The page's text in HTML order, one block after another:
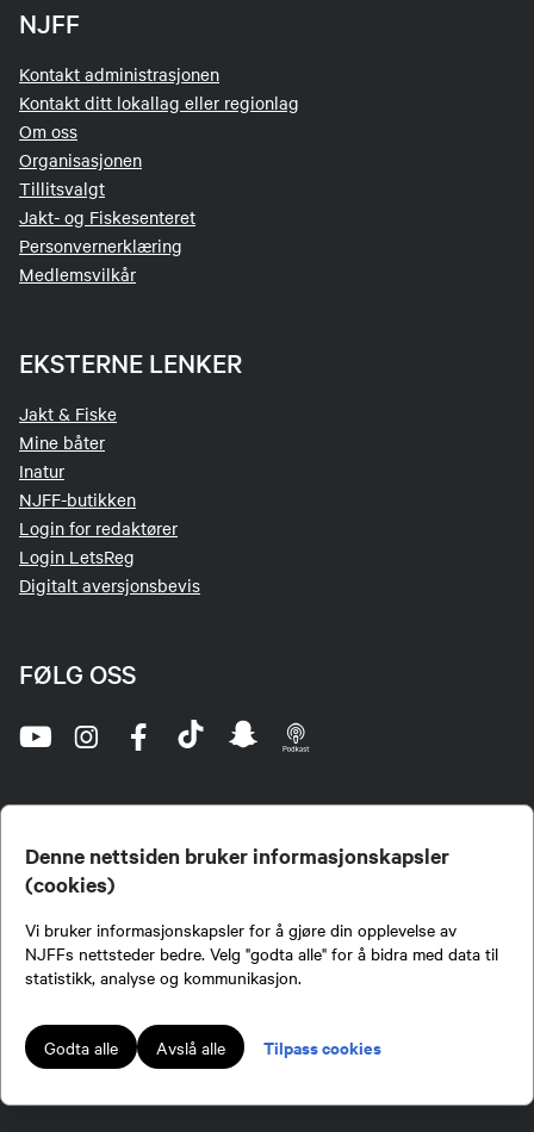
Denne nettsiden bruker informasjonskapsler
(cookies)
Vi bruker informasjonskapsler for å gjøre din opplevelse av
NJFFs nettsteder bedre. Velg "godta alle" for å bidra med data til
statistikk, analyse og kommunikasjon.
Godta alle Avslå alle Tilpass cookies
NJFF
Kontakt administrasjonen
Kontakt ditt lokallag eller regionlag
Om oss
Organisasjonen
Tillitsvalgt
Jakt- og Fiskesenteret
Personvernerklæring
Medlemsvilkår
EKSTERNE LENKER
Jakt & Fiske
Mine båter
Inatur
NJFF-butikken
Login for redaktører
Login LetsReg
Digitalt aversjonsbevis
FØLG OSS
jegere og sportsfiskere og et av de viktigste miljøene for formidling av kunnskap om jakt og
fiske i Norge. Vi er en partipolitisk nøytral organisasjon, men har et sterkt jakt-, fiske-, og
naturpolitisk engasjement i mange saker.
Lokalforeninger tilsluttet Norges Jeger- og Fiskerforbund har ansvar for innhold de
publiserer på njff.no.